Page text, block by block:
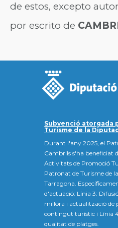
de estos, excepto
por escrito de
Subvenció atorgada
Turisme de la
Durant l'any 2025, el
Cambrils s'ha beneficiat
Activitats de Promoció
Patronat de Turisme de
Tarragona.
d'actuació: Línia 3:
millora i actualització de
contingut turístic i Línia
qualitat de platges.